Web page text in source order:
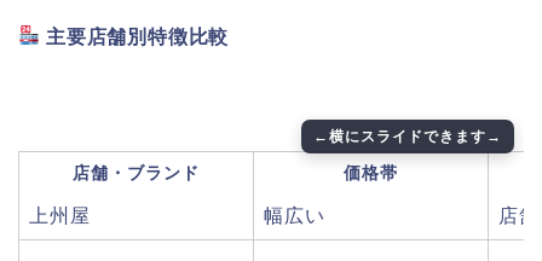
主要店舗別特徴比較
店舗・ブランド 価格帯
上州屋 幅広い 店